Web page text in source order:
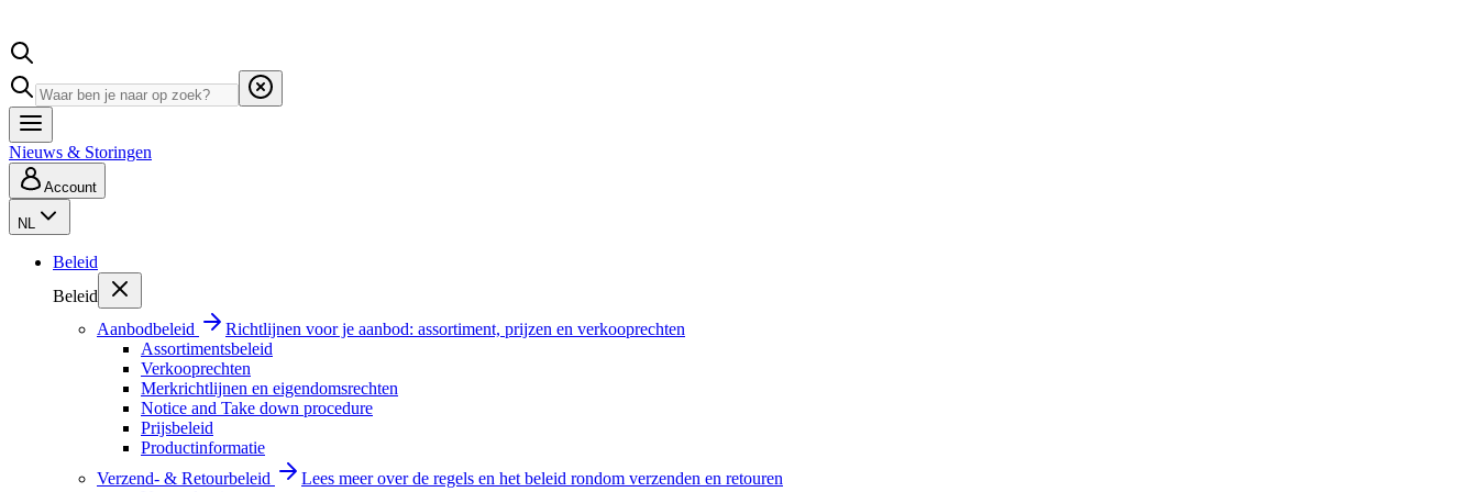
Nieuws & Storingen
Account
NL
Beleid
Beleid
Aanbodbeleid
Richtlijnen voor je aanbod: assortiment, prijzen en verkooprechten
Assortimentsbeleid
Verkooprechten
Merkrichtlijnen en eigendomsrechten
Notice and Take down procedure
Prijsbeleid
Productinformatie
Verzend- & Retourbeleid
Lees meer over de regels en het beleid rondom verzenden en retouren